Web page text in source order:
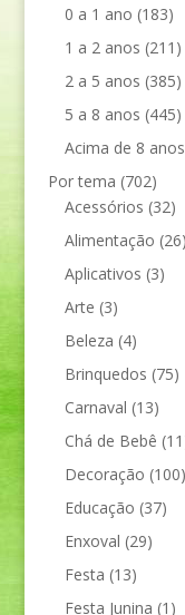
0 a 1 ano (183)
1 a 2 anos (211)
2 a 5 anos (385)
5 a 8 anos (445)
Acima de 8 anos
Por tema (702)
Acessórios (32)
Alimentação (26)
Aplicativos (3)
Arte (3)
Beleza (4)
Brinquedos (75)
Carnaval (13)
Chá de Bebê
Decoração (100)
Educação (37)
Enxoval (29)
Festa (13)
Festa Junina (1)